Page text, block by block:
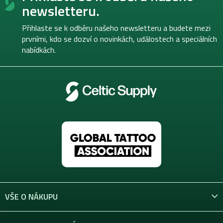
newsletteru.
Přihlaste se k odběru našeho newsletteru a budete mezi
prvními, kdo se dozví o novinkách, událostech a speciálních
nabídkách.
VŠE O NÁKUPU